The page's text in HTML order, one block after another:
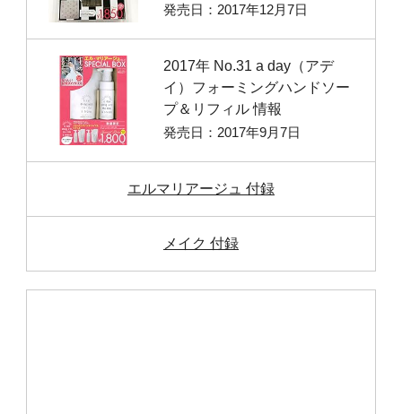
発売日：2017年12月7日
2017年 No.31 a day（アデ
イ）フォーミングハンドソー
プ＆リフィル 情報
発売日：2017年9月7日
エルマリアージュ 付録
メイク 付録